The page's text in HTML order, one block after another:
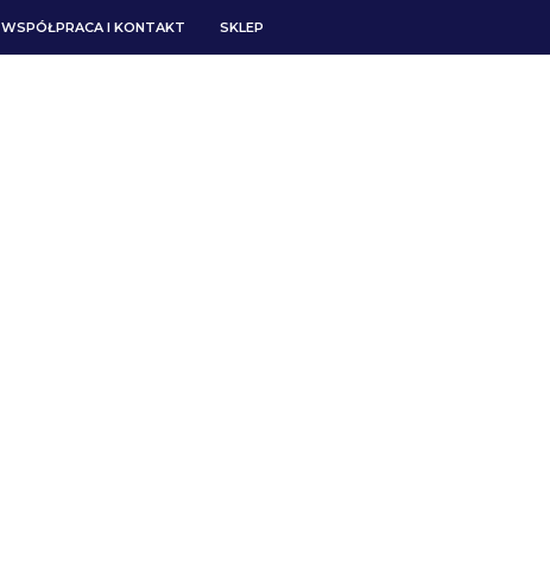
WSPÓŁPRACA I KONTAKT SKLEP